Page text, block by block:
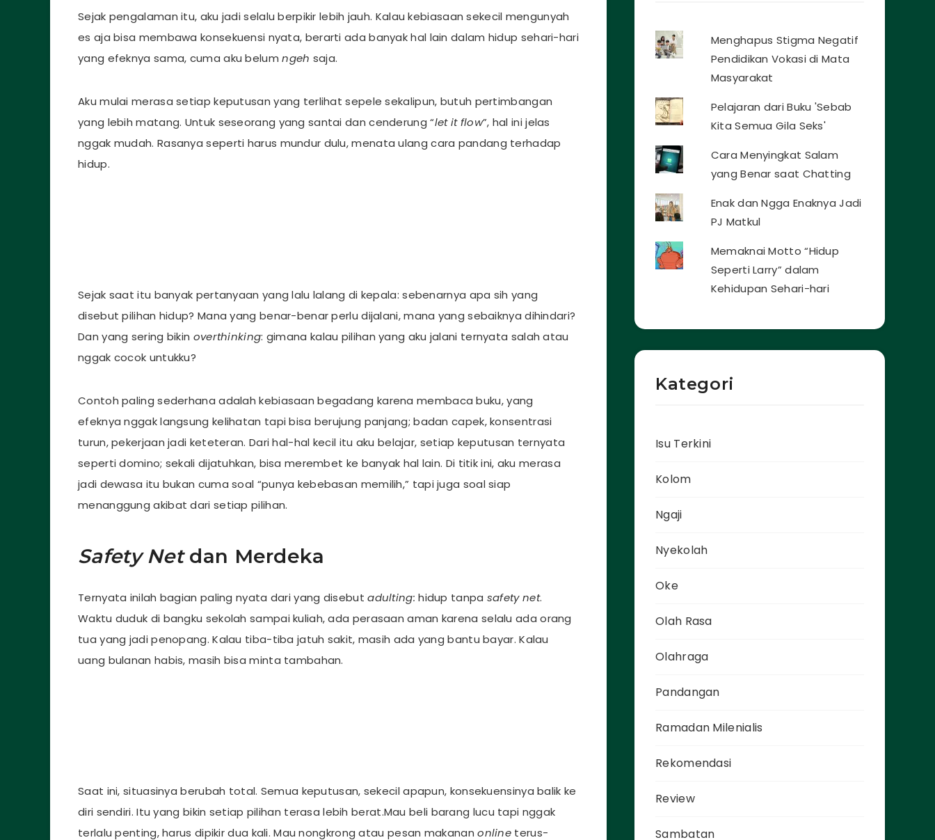
Sejak pengalaman itu, aku jadi selalu berpikir lebih jauh. Kalau kebiasaan sekecil mengunyah
es aja bisa membawa konsekuensi nyata, berarti ada banyak hal lain dalam hidup sehari-hari
yang efeknya sama, cuma aku belumngeh saja.
Aku mulai merasa setiap keputusan yang terlihat sepele sekalipun, butuh pertimbangan
yang lebih matang. Untuk seseorang yang santai dan cenderung “let it flow”, hal ini jelas
nggak mudah. Rasanya seperti harus mundur dulu, menata ulang cara pandang terhadap
hidup.
Sejak saat itu banyak pertanyaan yang lalu lalang di kepala: sebenarnya apa sih yang
disebut pilihan hidup? Mana yang benar-benar perlu dijalani, mana yang sebaiknya dihindari?
Dan yang sering bikin overthinking: gimana kalau pilihan yang aku jalani ternyata salah atau
nggak cocok untukku?
Contoh paling sederhana adalah kebiasaan begadang karena membaca buku, yang
efeknya nggak langsung kelihatan tapi bisa berujung panjang; badan capek, konsentrasi
turun, pekerjaan jadi keteteran. Dari hal-hal kecil itu aku belajar, setiap keputusan ternyata
seperti domino; sekali dijatuhkan, bisa merembet ke banyak hal lain. Di titik ini, aku merasa
jadi dewasa itu bukan cuma soal “punya kebebasan memilih,” tapi juga soal siap
menanggung akibat dari setiap pilihan.
Safety Net dan Merdeka
Ternyata inilah bagian paling nyata dari yang disebutadulting: hidup tanpa safety net.
Waktu duduk di bangku sekolah sampai kuliah, ada perasaan aman karena selalu ada orang
tua yang jadi penopang. Kalau tiba-tiba jatuh sakit, masih ada yang bantu bayar. Kalau
uang bulanan habis, masih bisa minta tambahan.
Saat ini, situasinya berubah total. Semua keputusan, sekecil apapun, konsekuensinya balik ke
diri sendiri. Itu yang bikin setiap pilihan terasa lebih berat.Mau beli barang lucu tapi nggak
terlalu penting, harus dipikir dua kali. Mau nongkrong atau pesan makananonline terus-
Menghapus Stigma Negatif
Pendidikan Vokasi di Mata
Masyarakat
Pelajaran dari Buku 'Sebab
Kita Semua Gila Seks'
Cara Menyingkat Salam
yang Benar saat Chatting
Enak dan Ngga Enaknya Jadi
PJ Matkul
Memaknai Motto “Hidup
Seperti Larry” dalam
Kehidupan Sehari-hari
Kategori
Isu Terkini
Kolom
Ngaji
Nyekolah
Oke
Olah Rasa
Olahraga
Pandangan
Ramadan Milenialis
Rekomendasi
Review
Sambatan